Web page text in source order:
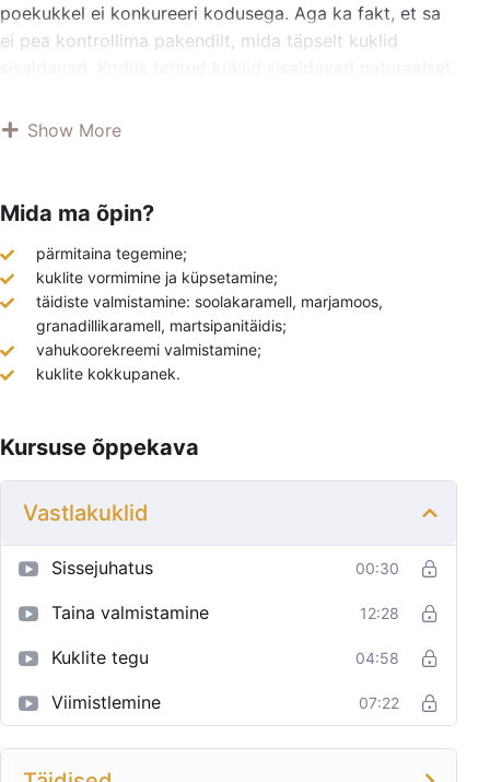
poekukkel ei konkureeri kodusega. Aga ka fakt, et sa
ei pea kontrollima pakendilt, mida täpselt kuklid
100% toimiva retsepti ja rohkelt teadmisi, et edaspidi
järgi juba 10 aastat küpsetanud ning kindlasti
küpsetame järgmised 10 ka veel.. Lisaks kuklitele leiad
me veebikoolituselt 4 täidist, mis on läbi aastate olnud
klientide lemmikud: martsipan, marjadžemm,
soolakaramell ja granadillikaramell.
Show More
Mida ma õpin?
pärmitaina tegemine;
kuklite vormimine ja küpsetamine;
täidiste valmistamine: soolakaramell, marjamoos,
granadillikaramell, martsipanitäidis;
vahukoorekreemi valmistamine;
kuklite kokkupanek.
Kursuse õppekava
Vastlakuklid
Sissejuhatus 00:30
Taina valmistamine 12:28
Kuklite tegu 04:58
Viimistlemine 07:22